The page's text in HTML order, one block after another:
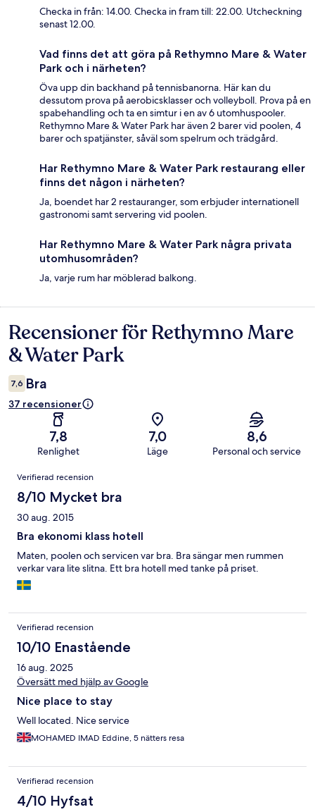
Checka in från: 14.00. Checka in fram till: 22.00. Utcheckning
senast 12.00.
Vad finns det att göra på Rethymno Mare & Water
Park och i närheten?
Öva upp din backhand på tennisbanorna. Här kan du
dessutom prova på aerobicsklasser och volleyboll. Prova på en
spabehandling och ta en simtur i en av 6 utomhuspooler.
Rethymno Mare & Water Park har även 2 barer vid poolen, 4
barer och spatjänster, såväl som spelrum och trädgård.
Har Rethymno Mare & Water Park restaurang eller
finns det någon i närheten?
Ja, boendet har 2 restauranger, som erbjuder internationell
gastronomi samt servering vid poolen.
Har Rethymno Mare & Water Park några privata
utomhusområden?
Ja, varje rum har möblerad balkong.
Recensioner
Recensioner för Rethymno Mare
& Water Park
7,6 Bra
37 recensioner
7,8
Renlighet
7,0
Läge
8,6
Personal och service
Recensioner
Verifierad recension
8/10 Mycket bra
30 aug. 2015
Bra ekonomi klass hotell
Maten, poolen och servicen var bra. Bra sängar men rummen
verkar vara lite slitna. Ett bra hotell med tanke på priset.
Verifierad recension
10/10 Enastående
16 aug. 2025
Översätt med hjälp av Google
Nice place to stay
Well located. Nice service
MOHAMED IMAD Eddine, 5 nätters resa
Verifierad recension
4/10 Hyfsat